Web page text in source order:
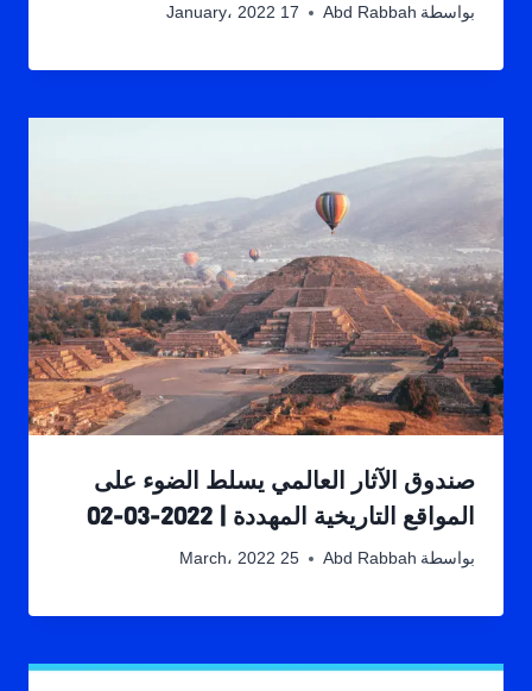
بواسطة Abd Rabbah 17 January، 2022
صندوق الآثار العالمي يسلط الضوء على
المواقع التاريخية المهددة | 2022-03-02
بواسطة Abd Rabbah 25 March، 2022